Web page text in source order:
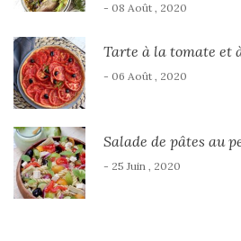
- 08 Août , 2020
Tarte à la tomate et
- 06 Août , 2020
Salade de pâtes au
- 25 Juin , 2020